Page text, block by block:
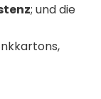
; und die